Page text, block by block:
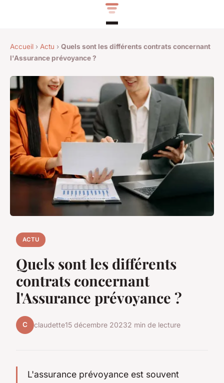
Accueil › Actu › Quels sont les différents contrats concernant
l'Assurance prévoyance ?
ACTU
Quels sont les différents
contrats concernant
l'Assurance prévoyance ?
C claudette15 décembre 20232 min de lecture
L'assurance prévoyance est souvent